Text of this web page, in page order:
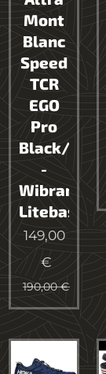
Mont
Blanc
Speed
TCR
EGO
Pro
Black/Lime
-
Wibram
Litebase
149,00
€
190,00€